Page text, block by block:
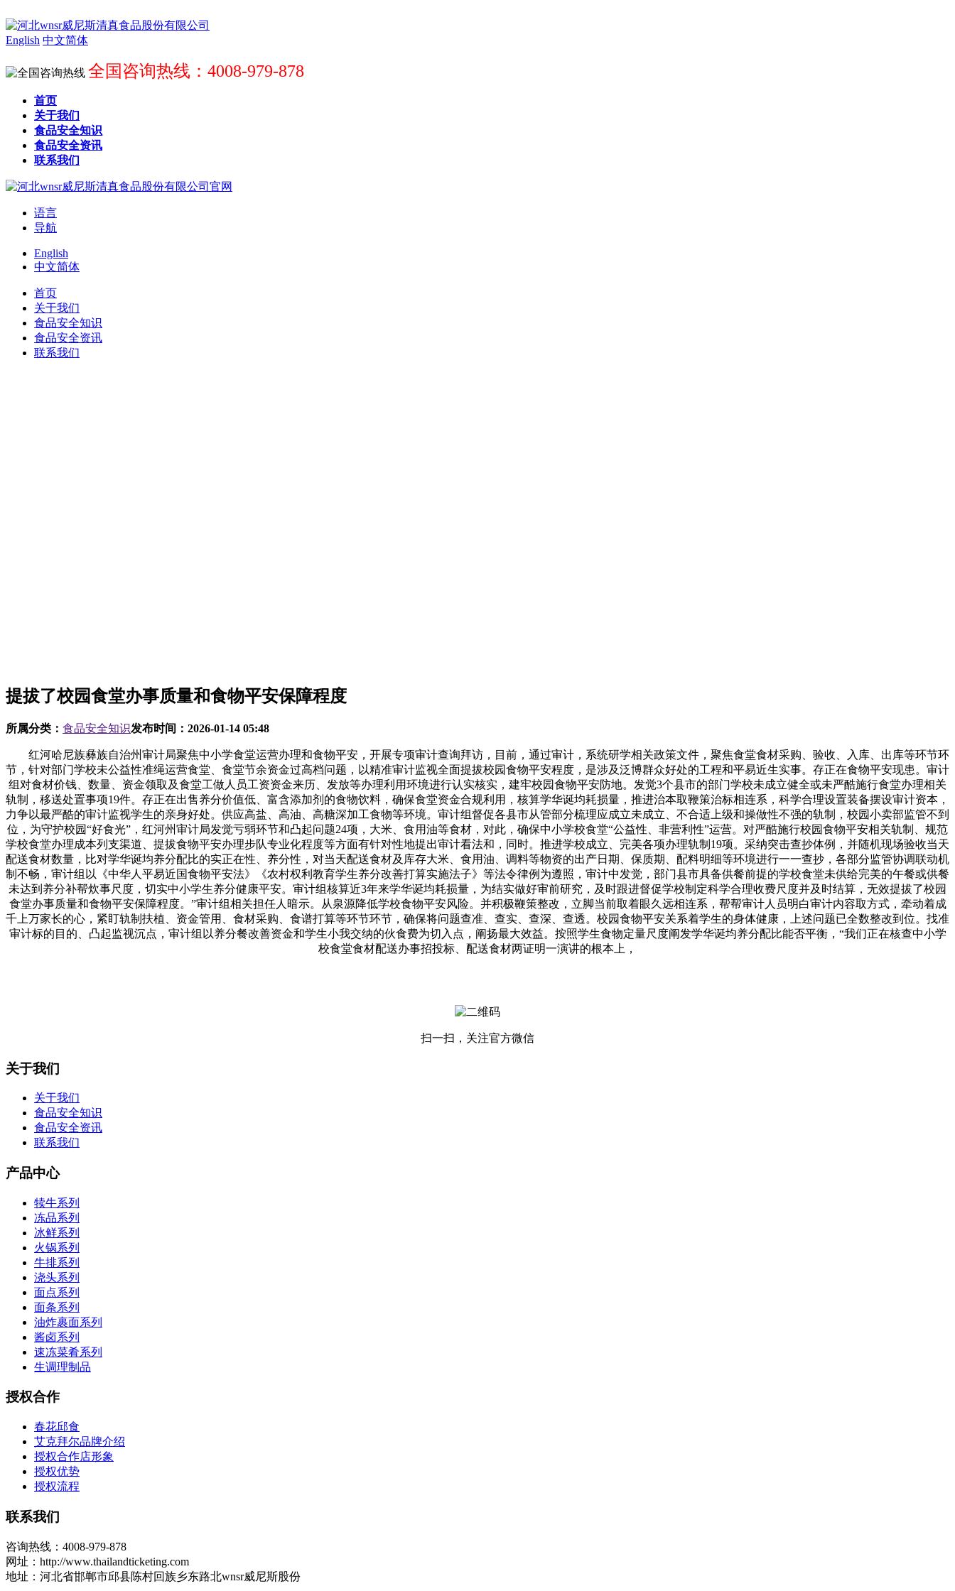
English 中文简体
全国咨询热线：4008-979-878
首页
关于我们
食品安全知识
食品安全资讯
联系我们
语言
导航
English
中文简体
首页
关于我们
食品安全知识
食品安全资讯
联系我们
提拔了校园食堂办事质量和食物平安保障程度
所属分类： 食品安全知识发布时间： 2026-01-14 05:48
红河哈尼族彝族自治州审计局聚焦中小学食堂运营办理和食物平安，开展专项审计查询拜访，目前，通过审计，系统研学相关政策文件，聚焦食堂食材采购、验收、入库、出库等环节环
节，针对部门学校未公益性准绳运营食堂、食堂节余资金过高档问题，以精准审计监视全面提拔校园食物平安程度，是涉及泛博群众好处的工程和平易近生实事。存正在食物平安现患。审计
组对食材价钱、数量、资金领取及食堂工做人员工资资金来历、发放等办理利用环境进行认实核实，建牢校园食物平安防地。发觉3个县市的部门学校未成立健全或未严酷施行食堂办理相关
轨制，移送处置事项19件。存正在出售养分价值低、富含添加剂的食物饮料，确保食堂资金合规利用，核算学华诞均耗损量，推进治本取鞭策治标相连系，科学合理设置装备摆设审计资本，
力争以最严酷的审计监视学生的亲身好处。供应高盐、高油、高糖深加工食物等环境。审计组督促各县市从管部分梳理应成立未成立、不合适上级和操做性不强的轨制，校园小卖部监管不到
位，为守护校园“好食光”，红河州审计局发觉亏弱环节和凸起问题24项，大米、食用油等食材，对此，确保中小学校食堂“公益性、非营利性”运营。对严酷施行校园食物平安相关轨制、规范
学校食堂办理成本列支渠道、提拔食物平安办理步队专业化程度等方面有针对性地提出审计看法和，同时。推进学校成立、完美各项办理轨制19项。采纳突击查抄体例，并随机现场验收当天
配送食材数量，比对学华诞均养分配比的实正在性、养分性，对当天配送食材及库存大米、食用油、调料等物资的出产日期、保质期、配料明细等环境进行一一查抄，各部分监管协调联动机
制不畅，审计组以《中华人平易近国食物平安法》《农村权利教育学生养分改善打算实施法子》等法令律例为遵照，审计中发觉，部门县市具备供餐前提的学校食堂未供给完美的午餐或供餐
未达到养分补帮炊事尺度，切实中小学生养分健康平安。审计组核算近3年来学华诞均耗损量，为结实做好审前研究，及时跟进督促学校制定科学合理收费尺度并及时结算，无效提拔了校园
食堂办事质量和食物平安保障程度。”审计组相关担任人暗示。从泉源降低学校食物平安风险。并积极鞭策整改，立脚当前取着眼久远相连系，帮帮审计人员明白审计内容取方式，牵动着成
千上万家长的心，紧盯轨制扶植、资金管用、食材采购、食谱打算等环节环节，确保将问题查准、查实、查深、查透。校园食物平安关系着学生的身体健康，上述问题已全数整改到位。找准
审计标的目的、凸起监视沉点，审计组以养分餐改善资金和学生小我交纳的伙食费为切入点，阐扬最大效益。按照学生食物定量尺度阐发学华诞均养分配比能否平衡，“我们正在核查中小学
校食堂食材配送办事招投标、配送食材两证明一演讲的根本上，
扫一扫，关注官方微信
关于我们
关于我们
食品安全知识
食品安全资讯
联系我们
产品中心
犊牛系列
冻品系列
冰鲜系列
火锅系列
牛排系列
浇头系列
面点系列
面条系列
油炸裹面系列
酱卤系列
速冻菜肴系列
生调理制品
授权合作
春花邱食
艾克拜尔品牌介绍
授权合作店形象
授权优势
授权流程
联系我们
咨询热线：4008-979-878
网址：http://www.thailandticketing.com
地址：河北省邯郸市邱县陈村回族乡东路北wnsr威尼斯股份